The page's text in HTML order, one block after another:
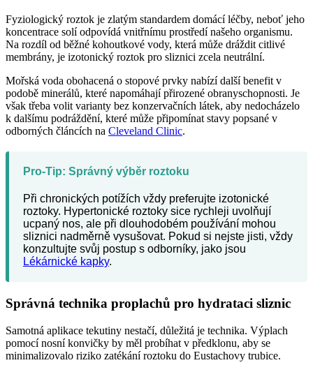
Fyziologický roztok je zlatým standardem domácí léčby, neboť jeho
koncentrace solí odpovídá vnitřnímu prostředí našeho organismu.
Na rozdíl od běžné kohoutkové vody, která může dráždit citlivé
membrány, je izotonický roztok pro sliznici zcela neutrální.
Mořská voda obohacená o stopové prvky nabízí další benefit v
podobě minerálů, které napomáhají přirozené obranyschopnosti. Je
však třeba volit varianty bez konzervačních látek, aby nedocházelo
k dalšímu podráždění, které může připomínat stavy popsané v
odborných článcích na Cleveland Clinic.
Pro-Tip: Správný výběr roztoku
Při chronických potížích vždy preferujte izotonické
roztoky. Hypertonické roztoky sice rychleji uvolňují
ucpaný nos, ale při dlouhodobém používání mohou
sliznici nadměrně vysušovat. Pokud si nejste jisti, vždy
konzultujte svůj postup s odborníky, jako jsou
Lékárnické kapky.
Správná technika proplachů pro hydrataci sliznic
Samotná aplikace tekutiny nestačí, důležitá je technika. Výplach
pomocí nosní konvičky by měl probíhat v předklonu, aby se
minimalizovalo riziko zatékání roztoku do Eustachovy trubice.